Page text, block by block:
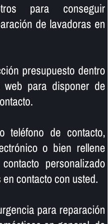
para conseguir
de lavadoras en
presupuesto dentro
para disponer de
teléfono de contacto,
o bien rellene
personalizado
contacto con usted.
para reparación